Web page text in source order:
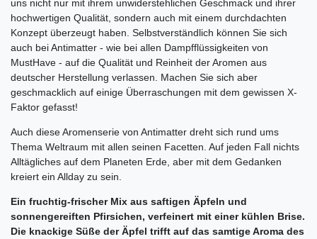
uns nicht nur mit ihrem unwiderstehlichen Geschmack und ihrer
hochwertigen Qualität, sondern auch mit einem durchdachten
Konzept überzeugt haben. Selbstverständlich können Sie sich
auch bei Antimatter - wie bei allen Dampfflüssigkeiten von
MustHave - auf die Qualität und Reinheit der Aromen aus
deutscher Herstellung verlassen. Machen Sie sich aber
geschmacklich auf einige Überraschungen mit dem gewissen X-
Faktor gefasst!
Auch diese Aromenserie von Antimatter dreht sich rund ums
Thema Weltraum mit allen seinen Facetten. Auf jeden Fall nichts
Alltägliches auf dem Planeten Erde, aber mit dem Gedanken
kreiert ein Allday zu sein.
Ein fruchtig-frischer Mix aus saftigen Äpfeln und
sonnengereiften Pfirsichen, verfeinert mit einer kühlen Brise.
Die knackige Süße der Äpfel trifft auf das samtige Aroma des